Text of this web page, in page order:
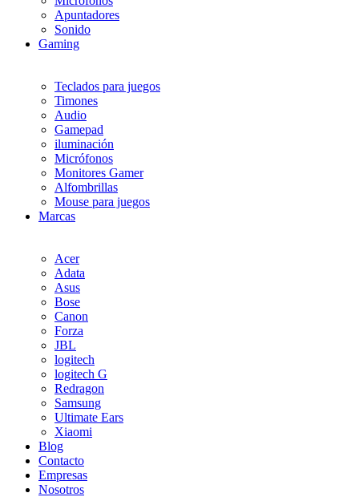
Apuntadores
Sonido
Gaming
Teclados para juegos
Timones
Audio
Gamepad
iluminación
Micrófonos
Monitores Gamer
Alfombrillas
Mouse para juegos
Marcas
Acer
Adata
Asus
Bose
Canon
Forza
JBL
logitech
logitech G
Redragon
Samsung
Ultimate Ears
Xiaomi
Blog
Contacto
Empresas
Nosotros